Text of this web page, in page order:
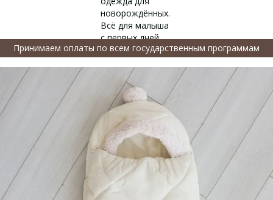
Принимаем оплаты по всем государственным программам